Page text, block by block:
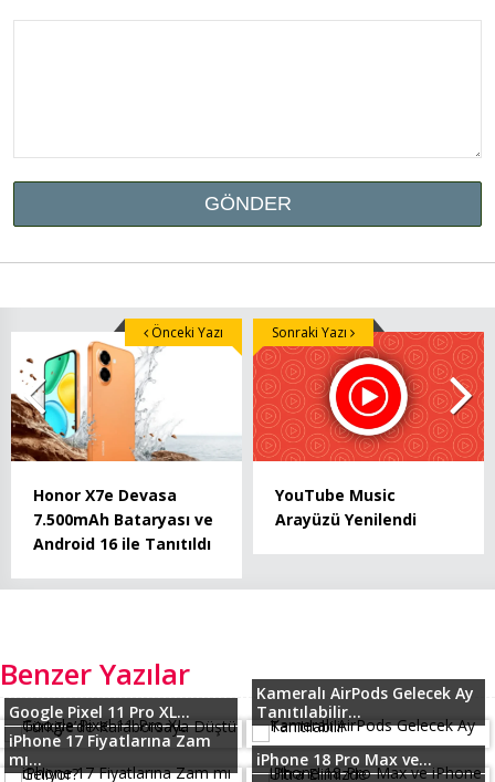
Honor X7e Devasa
7.500mAh Bataryası ve
Android 16 ile Tanıtıldı
Önceki Yazı
YouTube Music
Arayüzü Yenilendi
Sonraki Yazı
Benzer Yazılar
Google Pixel 11 Pro XL...
Kameralı AirPods Gelecek Ay
Tanıtılabilir...
iPhone 17 Fiyatlarına Zam
mı...
iPhone 18 Pro Max ve...